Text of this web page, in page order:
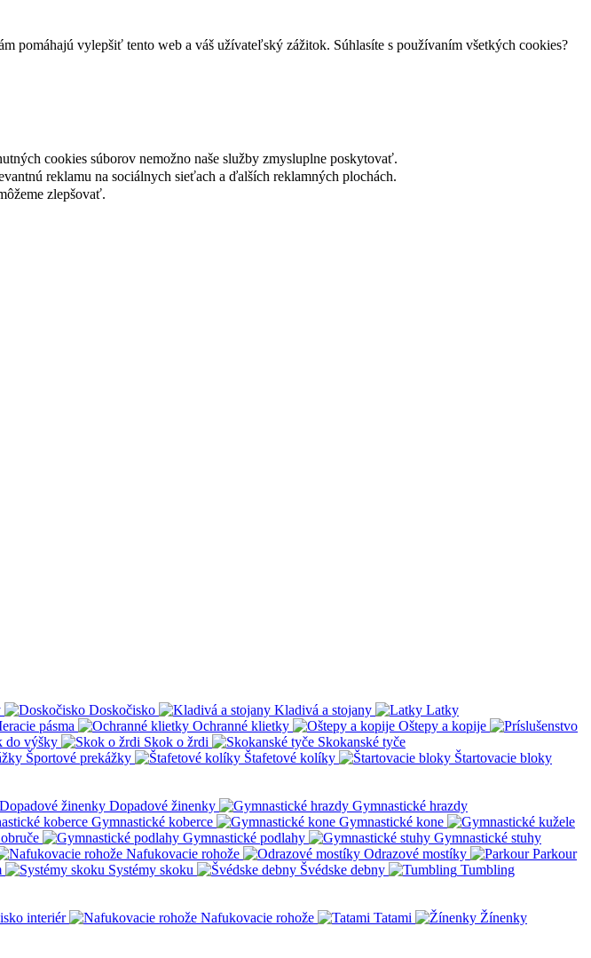
pomáhajú vylepšiť tento web a váš užívateľský zážitok. Súhlasíte s používaním všetkých cookies?
cookies súborov nemožno naše služby zmysluplne poskytovať.
reklamu na sociálnych sieťach a ďalších reklamných plochách.
zlepšovať.
Doskočisko Kladivá a stojany
Latky
pásma Ochranné klietky
Oštepy a kopije
do výšky Skok o žrdi
Skokanské tyče
Športové prekážky Štafetové kolíky
Štartovacie bloky
Dopadové žinenky
Gymnastické hrazdy
Gymnastické koberce
Gymnastické kone
Gymnastické podlahy
Gymnastické stuhy
Nafukovacie rohože Odrazové mostíky
Parkour
Systémy skoku Švédske debny
Tumbling
interiér Nafukovacie rohože Tatami
Žínenky